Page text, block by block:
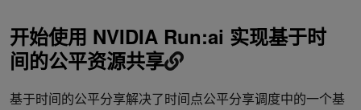
开始使用 NVIDIA Run:ai 实现基于时
间的公平资源共享
基于时间的公平分享解决了时间点公平分享调度中的一个基